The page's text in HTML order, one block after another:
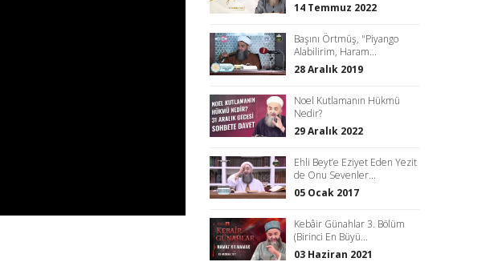
14 Temmuz 2022
Başını Örtmüş, "Piyango
Alabilirim, Haram...
28 Aralık 2019
Noel Kutlamanın Hükmü
Nedir?
29 Aralık 2022
Ehli Beyt’e Eziyet Eden Yezit
de Onu Sevenler...
05 Ocak 2017
Kebâir Günahlar 3. Bölüm
(Birinci En Büyü...
03 Haziran 2021